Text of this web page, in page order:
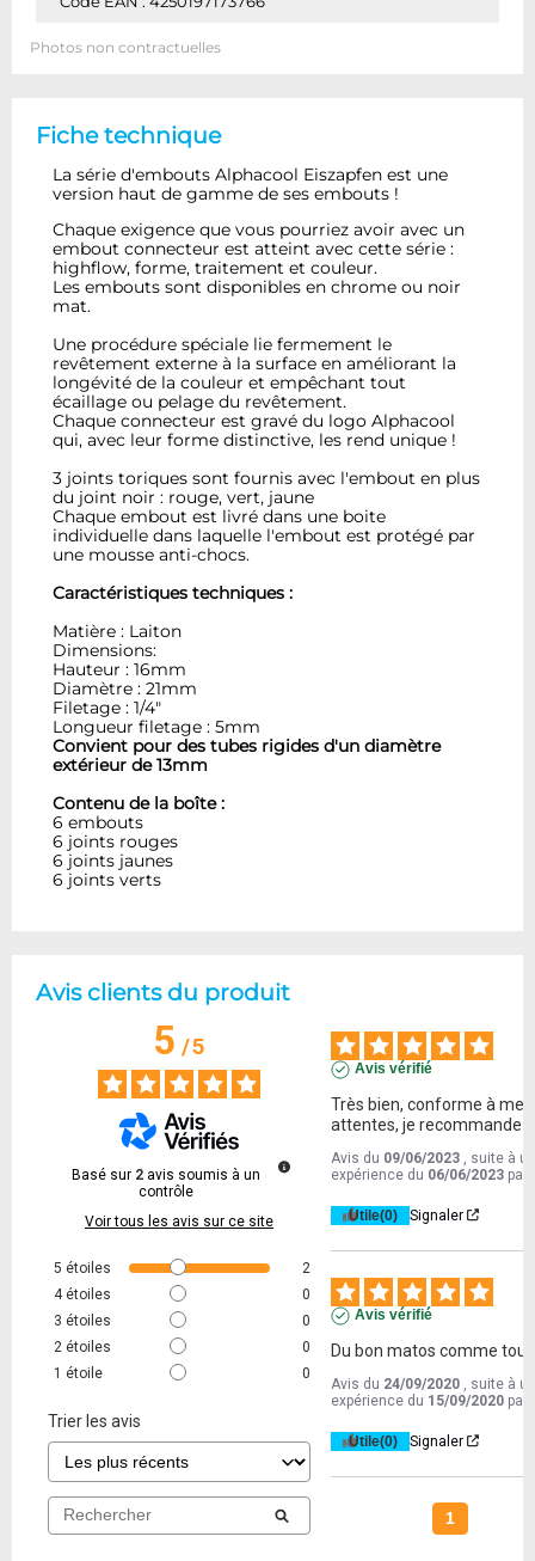
Photos non contractuelles
Fiche technique
La série d'embouts Alphacool Eiszapfen est une
version haut de gamme de ses embouts !
Chaque exigence que vous pourriez avoir avec un
embout connecteur est atteint avec cette série :
highflow, forme, traitement et couleur.
Les embouts sont disponibles en chrome ou noir
mat.
Une procédure spéciale lie fermement le
revêtement externe à la surface en améliorant la
longévité de la couleur et empêchant tout
écaillage ou pelage du revêtement.
Chaque connecteur est gravé du logo Alphacool
qui, avec leur forme distinctive, les rend unique !
3 joints toriques sont fournis avec l'embout en plus
du joint noir : rouge, vert, jaune
Chaque embout est livré dans une boite
individuelle dans laquelle l'embout est protégé par
une mousse anti-chocs.
Caractéristiques techniques :
Matière : Laiton
Dimensions:
Hauteur : 16mm
Diamètre : 21mm
Filetage : 1/4"
Longueur filetage : 5mm
Convient pour des tubes rigides d'un diamètre
extérieur de 13mm
Contenu de la boîte :
6 embouts
6 joints rouges
6 joints jaunes
6 joints verts
Avis clients du produit
5/5
Basé sur 2 avis soumis à un
contrôle
Voir tous les avis sur ce site
5 étoiles
2
4 étoiles
0
3 étoiles
0
2 étoiles
0
1 étoile 0
Trier les avis
Avis vérifié
Très bien, conforme à mes
attentes, je recommande !
Avis du 09/06/2023
, suite à
expérience du 06/06/2023 par
Utile(0) Signaler
Avis vérifié
Du bon matos comme
Avis du 24/09/2020
, suite à
expérience du 15/09/2020 par
Utile(0) Signaler
1